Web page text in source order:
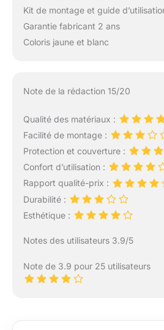
Kit de montage et guide
Garantie fabricant 2 ans
Coloris jaune et blanc
Note de la rédaction 15/20
Qualité des matériaux :
Facilité de montage :
Protection et couverture :
Confort d’utilisation :
Rapport qualité-prix :
Durabilité :
Esthétique :
Notes des utilisateurs 3.9/5
Note de 3.9 pour 25 utilisateurs